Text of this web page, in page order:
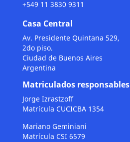
+549 11 3830 9311
Casa Central
Av. Presidente Quintana 529,
2do piso.
Ciudad de Buenos Aires
Argentina
Matriculados responsables
Jorge Izrastzoff
Matrícula CUCICBA 1354
Mariano Geminiani
Matrícula CSI 6579